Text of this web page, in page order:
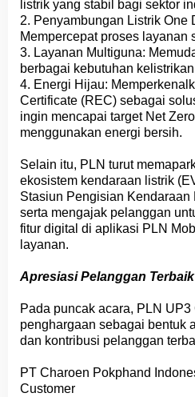
listrik yang stabil bagi sektor
2. Penyambungan Listrik One
Mempercepat proses layanan
3. Layanan Multiguna:
berbagai kebutuhan
4. Energi Hijau:
Certificate (REC) sebagai
ingin mencapai target Net
menggunakan energi bersih.
Selain itu, PLN turut
ekosistem kendaraan listrik
Stasiun Pengisian Kendaraan
serta mengajak pelanggan
fitur digital di aplikasi PLN
layanan.
Apresiasi Pelanggan
Pada puncak acara, PLN
penghargaan sebagai bentuk
dan kontribusi pelanggan
PT Charoen Pokphand
Customer